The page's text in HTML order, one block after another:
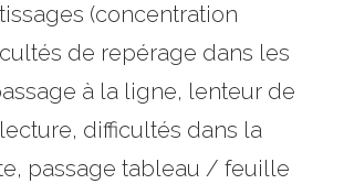
(concentration
de repérage dans les
à la ligne, lenteur de
difficultés dans la
passage tableau / feuille